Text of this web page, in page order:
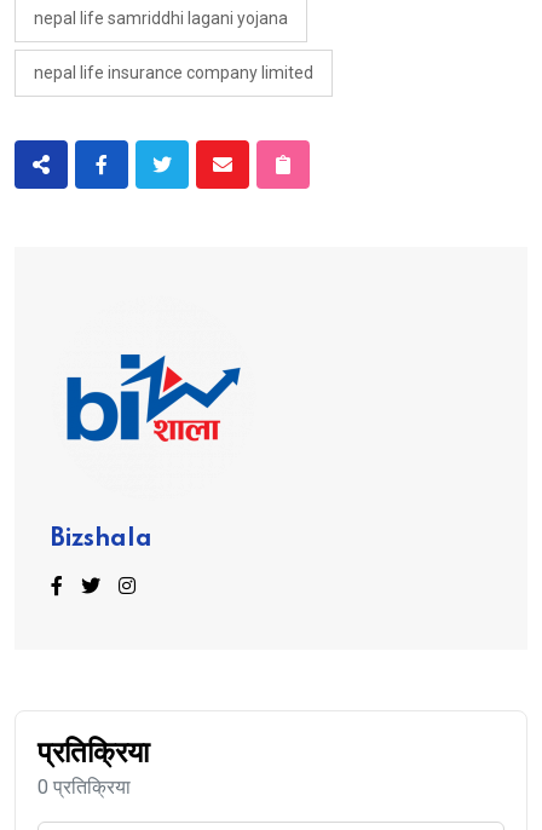
nepal life samriddhi lagani yojana
nepal life insurance company limited
Bizshala
प्रतिक्रिया
0 प्रतिक्रिया